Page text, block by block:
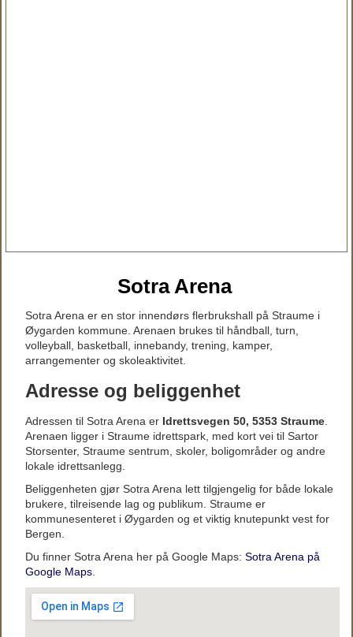
Sotra Arena
Sotra Arena er en stor innendørs flerbrukshall på Straume i
Øygarden kommune. Arenaen brukes til håndball, turn,
volleyball, basketball, innebandy, trening, kamper,
arrangementer og skoleaktivitet.
Adresse og beliggenhet
Adressen til Sotra Arena er Idrettsvegen 50, 5353 Straume
Arenaen ligger i Straume idrettspark, med kort vei til Sartor
Storsenter, Straume sentrum, skoler, boligområder og andre
lokale idrettsanlegg.
Beliggenheten gjør Sotra Arena lett tilgjengelig for både lokale
brukere, tilreisende lag og publikum. Straume er
kommunesenteret i Øygarden og et viktig knutepunkt vest for
Bergen.
Du finner Sotra Arena her på Google Maps: Sotra Arena på
Google Maps